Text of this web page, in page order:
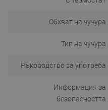
Обхват на чучура
Тип на чучура
Ръководство за употреба
Информация за
безопасността